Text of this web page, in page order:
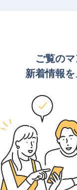
ご覧の
新着情報